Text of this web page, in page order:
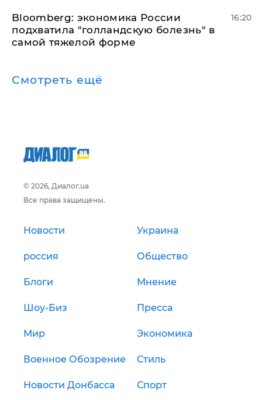
Bloomberg: экономика России
подхватила "голландскую болезнь" в
самой тяжелой форме
16:20
Смотреть ещё
© 2026, Диалог.ua
Все права защищены.
Новости Украина
россия Общество
Блоги Мнение
Шоу-Биз Пресса
Мир Экономика
Военное Обозрение Стиль
Новости Донбасса Спорт